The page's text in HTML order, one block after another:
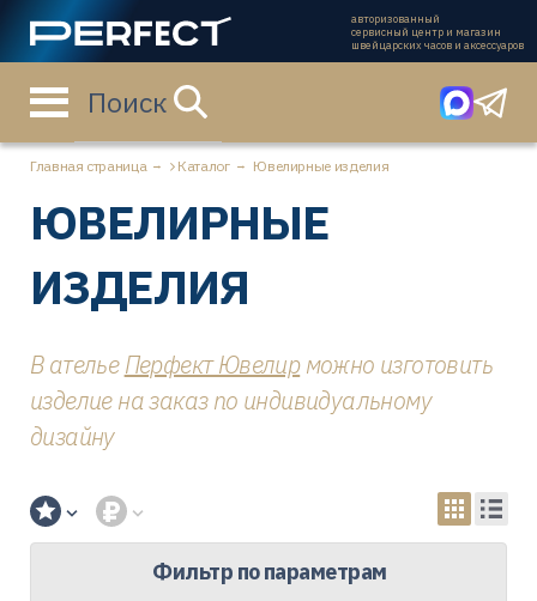
авторизованный
сервисный центр и магазин
швейцарских часов и аксессуаров
Поиск
Главная страница Каталог Ювелирные изделия
ЮВЕЛИРНЫЕ
ИЗДЕЛИЯ
В ательеПерфект Ювелирможно изготовить
изделие на заказ по индивидуальному
дизайну
Фильтр по параметрам